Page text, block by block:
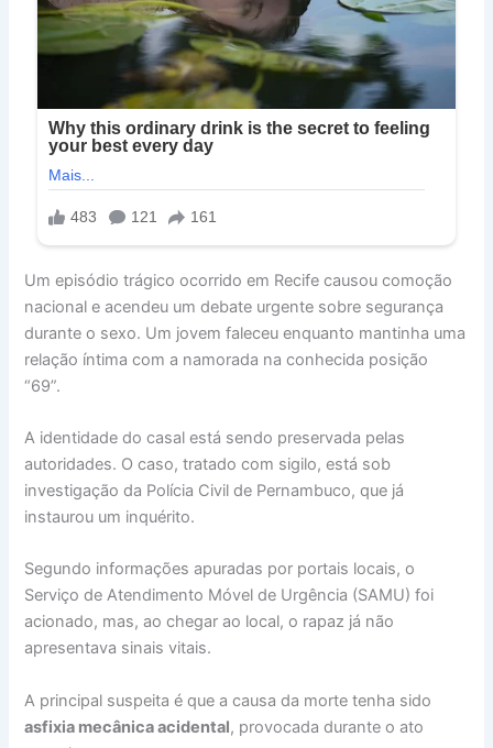
Um episódio trágico ocorrido em Recife causou comoção
nacional e acendeu um debate urgente sobre segurança
durante o sexo. Um jovem faleceu enquanto mantinha uma
relação íntima com a namorada na conhecida posição
“69”.
A identidade do casal está sendo preservada pelas
autoridades. O caso, tratado com sigilo, está sob
investigação da Polícia Civil de Pernambuco, que já
instaurou um inquérito.
Segundo informações apuradas por portais locais, o
Serviço de Atendimento Móvel de Urgência (SAMU) foi
acionado, mas, ao chegar ao local, o rapaz já não
apresentava sinais vitais.
A principal suspeita é que a causa da morte tenha sido
asfixia mecânica acidental, provocada durante o ato